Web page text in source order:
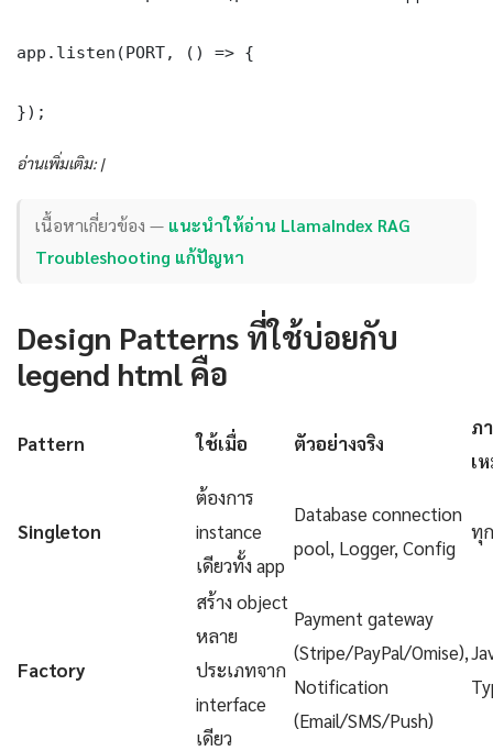
app.listen(PORT, () => {
});
อ่านเพิ่มเติม: |
เนื้อหาเกี่ยวข้อง — แนะนำให้อ่าน LlamaIndex RAG
Troubleshooting แก้ปัญหา
Design Patterns ที่ใช้บ่อยกับ
legend html คือ
Pattern ใช้เมื่อ ตัวอย่างจริง
ภ
เ
Singleton
ต้องการ
instance
เดียวทั้ง app
Database connection
pool, Logger, Config
ทุ
Factory
สร้าง object
หลาย
ประเภทจาก
interface
เดียว
Payment gateway
(Stripe/PayPal/Omise),
Notification
(Email/SMS/Push)